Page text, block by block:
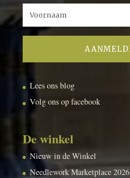
Lees ons blog
Volg ons op facebook
De winkel
Nieuw in de Winkel
Needlework Marketplace 2026